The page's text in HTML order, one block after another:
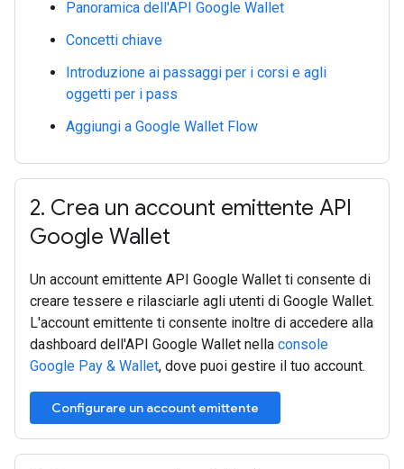
Panoramica dell'API Google Wallet
Concetti chiave
Introduzione ai passaggi per i corsi e agli
oggetti per i pass
Aggiungi a Google Wallet Flow
2. Crea un account emittente API
Google Wallet
Un account emittente API Google Wallet ti consente di
creare tessere e rilasciarle agli utenti di Google Wallet.
L'account emittente ti consente inoltre di accedere alla
dashboard dell'API Google Wallet nella console
Google Pay & Wallet, dove puoi gestire il tuo account.
Configurare un account emittente